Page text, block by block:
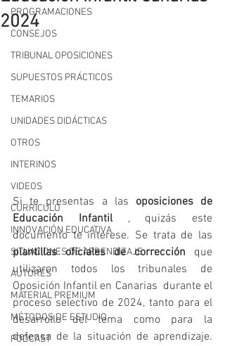
PROGRAMACIONES
CONSEJOS
TRIBUNAL OPOSICIONES
SUPUESTOS PRÁCTICOS
TEMARIOS
UNIDADES DIDÁCTICAS
OTROS
INTERINOS
VIDEOS
CURRÍCULO
INNOVACIÓN EDUCATIVA
SITUACIONES DE APRENDIZAJE
AUTORES
MATERIAL PREMIUM
MÉTODOS DE ESTUDIO
PODCAST
2024
Si te presentas a las oposiciones de
Educación Infantil , quizás este
plantillas oficiales de corrección que
utilizaron todos los tribunales de
Oposición Infantil en Canarias  durante el
proceso selectivo de 2024, tanto para el
desarrollo del tema como para la
defensa de la situación de aprendizaje.